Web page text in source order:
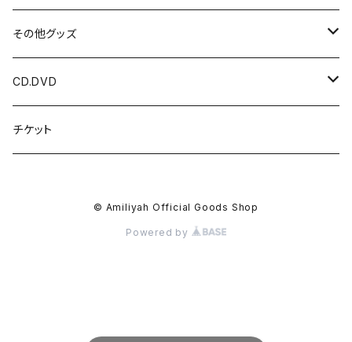
光 / 闇の国
HIDDEN DOOR
パーカー
HIDDEN DOOR
LUNA ET SOL
アクセサリー
その他グッズ
アクリルキーホルダー
チェキ
CD.DVD
CDアルバム
チケット
© Amiliyah Official Goods Shop
Powered by